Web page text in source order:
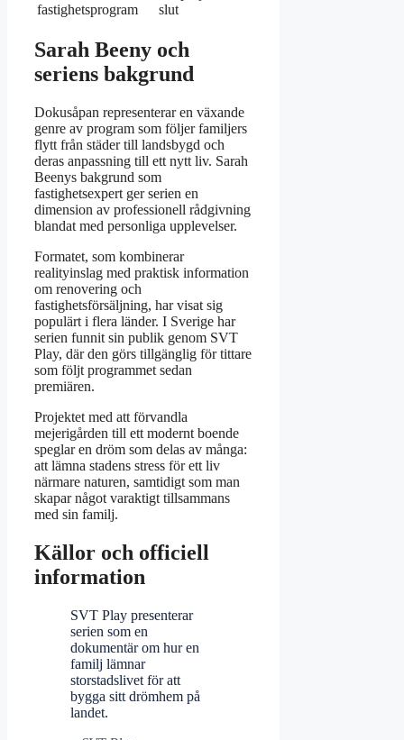
fastighetsprogram
slut
Sarah Beeny och
seriens bakgrund
Dokusåpan representerar en växande
genre av program som följer familjers
flytt från städer till landsbygd och
deras anpassning till ett nytt liv. Sarah
Beenys bakgrund som
fastighetsexpert ger serien en
dimension av professionell rådgivning
blandat med personliga upplevelser.
Formatet, som kombinerar
realityinslag med praktisk information
om renovering och
fastighetsförsäljning, har visat sig
populärt i flera länder. I Sverige har
serien funnit sin publik genom SVT
Play, där den görs tillgänglig för tittare
som följt programmet sedan
premiären.
Projektet med att förvandla
mejerigården till ett modernt boende
speglar en dröm som delas av många:
att lämna stadens stress för ett liv
närmare naturen, samtidigt som man
skapar något varaktigt tillsammans
med sin familj.
Källor och officiell
information
SVT Play presenterar
serien som en
dokumentär om hur en
familj lämnar
storstadslivet för att
bygga sitt drömhem på
landet.